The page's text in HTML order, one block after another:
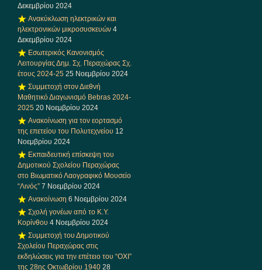
Δεκεμβρίου 2024
Ανακύκλωση ηλεκτρικών και
ηλεκτρονικών μικροσυσκευών 4
Δεκεμβρίου 2024
Εσωτερικός Κανονισμός
Λειτουργίας Δημ. Σχ. Περαχώρας Σχ.
έτους 2024-25 25 Νοεμβρίου 2024
Συμμετοχή στον Διεθνή
Μαθητικό Διαγωνισμό Bebras 2024-
2025 20 Νοεμβρίου 2024
Ανακοίνωση για τον εορτασμό
της επετείου του Πολυτεχνείου 12
Νοεμβρίου 2024
Εκπαιδευτική επίσκεψη του
Δημοτικού Σχολείου Περαχώρας
στο Βιωματικό Λαογραφικό Μουσείο
“Λινός” 7 Νοεμβρίου 2024
Ανακοίνωση 6 Νοεμβρίου 2024
Σχολή γονέων από το Κ.Υ.
Κορίνθου 4 Νοεμβρίου 2024
Συμμετοχή του Δημοτικού
Σχολείου Περαχώρας στις
εκδηλώσεις για την επέτειο του “ΟΧΙ”
της 28ης Οκτωβρίου 1940 28